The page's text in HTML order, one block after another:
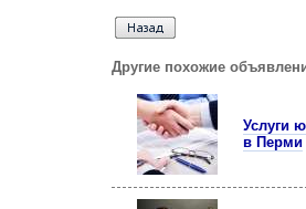
Другие похожие
Услуги
в Перми